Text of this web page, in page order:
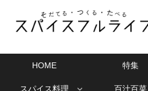
HOME 特集
スパイス料理 百汁百菜